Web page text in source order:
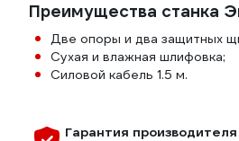
Преимущества станка
Две опоры и два защитных
Сухая и влажная шлифовка;
Силовой кабель 1.5 м.
Гарантия